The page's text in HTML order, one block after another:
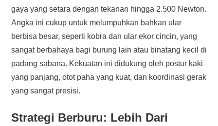
gaya yang setara dengan tekanan hingga 2.500 Newton.
Angka ini cukup untuk melumpuhkan bahkan ular
berbisa besar, seperti kobra dan ular ekor cincin, yang
sangat berbahaya bagi burung lain atau binatang kecil di
padang sabana. Kekuatan ini didukung oleh postur kaki
yang panjang, otot paha yang kuat, dan koordinasi gerak
yang sangat presisi.
Strategi Berburu: Lebih Dari